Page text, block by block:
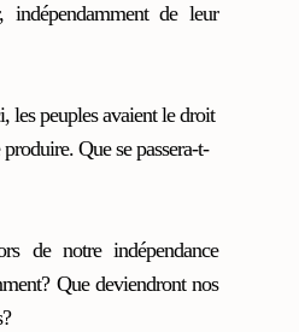
indépendamment de leur
les peuples avaient le droit
Que se passera-t-
de notre indépendance
Que deviendront nos